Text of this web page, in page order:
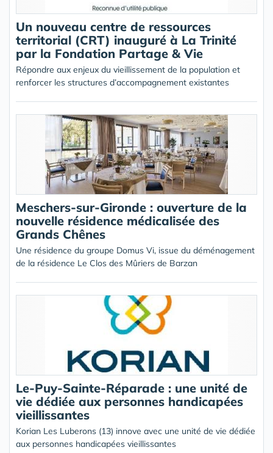
Un nouveau centre de ressources
territorial (CRT) inauguré à La Trinité
par la Fondation Partage & Vie
Répondre aux enjeux du vieillissement de la population et
renforcer les structures d’accompagnement existantes
Meschers-sur-Gironde : ouverture de la
nouvelle résidence médicalisée des
Grands Chênes
Une résidence du groupe Domus Vi, issue du déménagement
de la résidence Le Clos des Mûriers de Barzan
Le-Puy-Sainte-Réparade : une unité de
vie dédiée aux personnes handicapées
vieillissantes
Korian Les Luberons (13) innove avec une unité de vie dédiée
aux personnes handicapées vieillissantes